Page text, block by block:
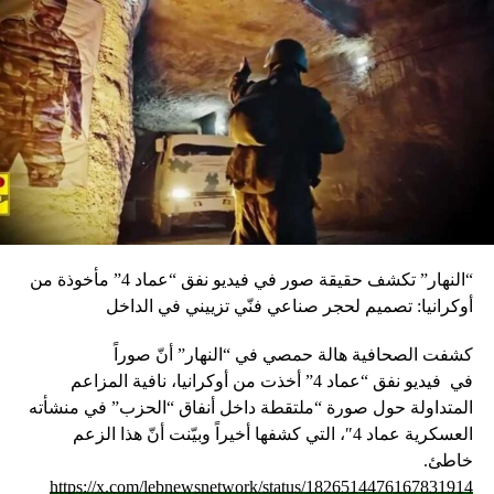
العمل في خمسة كتب تغطي ثلاث صحف رفيعة من نيويورك
وبوسطن على أن يليهما كتابان سيصدران لاحقا ويتضمنان ما ورد
بشأن الإبادة الأرمنية في صحيفتين معتبرتين من شيكاغو ولوس
أنجلوس، لكن الأمر يتطلب بعض الصبر”. أضاف: “كما يظهر من
العنوان إن الكتب التي تتألف منها المجموعة تتمحور حول الإبادة
الأرمنية والأخبار التي تتناول أحداثها، وقد جرى التشديد على ذلك
عبر الإستعانة بخبراء بالإبادة الأرمنية تولوا كتابة المقدمات
الثلاث”، آخذا على الكتاب “تغاضيهم عن الإضاءة على قضايا هامة
للتاريخ الأرمني، وللمجتمع والثقافة الأرمنيين، في مقدماتهم،
والتي وردت في الكتب”. وإذ لفت الى “أهمية ما نشر نقلا عن
شهود عيان”، خلص الى التشديد على “ضرورة أن يكون الهدف
من إطلاق المجموعة المذكورة تشجيع الطلاب الذين يتابعون
دراستهم باللغة الإنكليزية على الإستعانة بالمجموعة كمصدر أولي
للأبحاث وللدراسات الإعلامية، حيث أن المواد المتنوعة التي
سيجدونها قد تشجعهم على الخوض في المواضيع الأخرى التي
ملأت آلاف الصفحات”. سولاهيان وفي الختام شكر رئيس رهبنة
المخيتاريين في لبنان والشرق الأوسط المونسنيور مسروب
سولاهيان الحضور، وقال إن “الإبادة الجماعية للأرمن ليست
“النهار” تكشف حقيقة صور في فيديو نفق “عماد 4” مأخوذة من
أوكرانيا: تصميم لحجر صناعي فنّي تزييني في الداخل
كشفت الصحافية هالة حمصي في “النهار” أنّ صوراً
في فيديو
نفق “عماد 4” أخذت من أوكرانيا، نافية المزاعم
المتداولة حول صورة “ملتقطة داخل أنفاق “الحزب” في منشأته
العسكرية عماد 4″، التي كشفها أخيراً وبيّنت أنّ هذا الزعم
خاطئ.
https://x.com/lebnewsnetwork/status/1826514476167831914